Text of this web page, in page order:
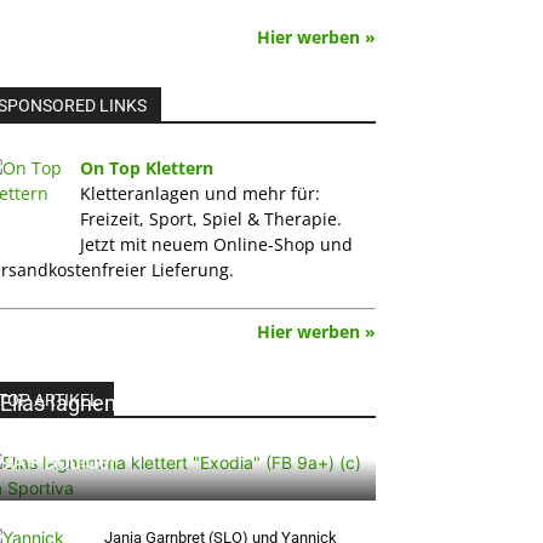
Hier werben »
LINKS
On Top Klettern
Kletteranlagen und mehr für:
Freizeit, Sport, Spiel & Therapie.
Jetzt mit neuem Online-Shop und
Lieferung.
Hier werben »
ARTIKEL
Elias Iagnemma klettert „Exodia“: Ein
9A+ Boulder
Janja Garnbret (SLO) und Yannick